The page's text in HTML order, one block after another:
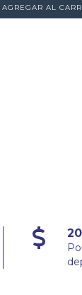
AGREGAR AL